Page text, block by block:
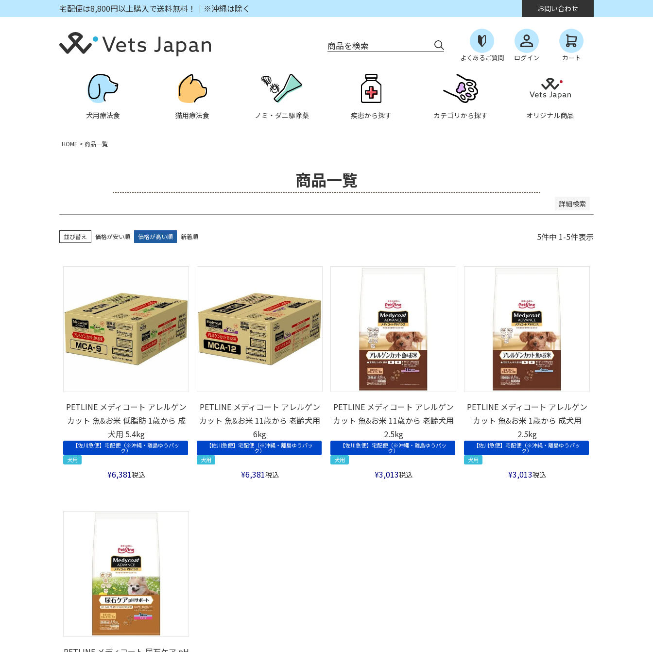
宅配便は8,800円以上購入で送料無料！｜※沖縄は除く お問い合わせ
商品を検索
よくあるご質問 ログイン カート
犬用療法食 猫用療法食 ノミ・ダニ駆除薬 疾患から探す カテゴリから探す オリジナル商品
HOME 商品一覧
商品一覧
詳細検索
在庫なし商品 在庫なし商品を表示しない
商品番号/JANコード
検索
並び替え 価格が安い順 価格が高い順 新着順 5件中 1-5件表示
PETLINE メディコート アレルゲン
カット 魚&お米 低脂肪 1歳から 成
犬用 5.4kg
【佐川急便】宅配便（※沖縄・離島ゆうパッ
ク）
犬用
¥6,381税込
PETLINE メディコート アレルゲン
カット 魚&お米 11歳から 老齢犬用
6kg
【佐川急便】宅配便（※沖縄・離島ゆうパッ
ク）
犬用
¥6,381税込
PETLINE メディコート アレルゲン
カット 魚&お米 11歳から 老齢犬用
2.5kg
【佐川急便】宅配便（※沖縄・離島ゆうパッ
ク）
犬用
¥3,013税込
PETLINE メディコート アレルゲン
カット 魚&お米 1歳から 成犬用
2.5kg
【佐川急便】宅配便（※沖縄・離島ゆうパッ
ク）
犬用
¥3,013税込